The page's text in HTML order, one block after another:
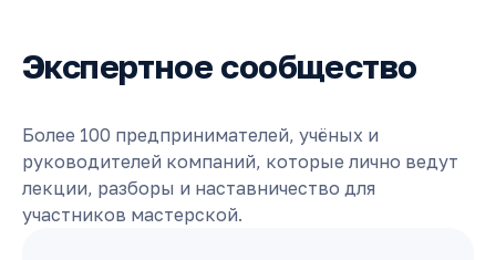
Экспертное сообщество
Более 100 предпринимателей, учёных и
руководителей компаний, которые лично ведут
лекции, разборы и наставничество для
участников мастерской.